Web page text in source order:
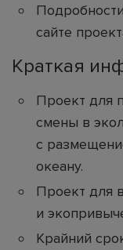
сайте
Краткая
Проект для
смены в
с
океану.
Проект для
и
Крайний